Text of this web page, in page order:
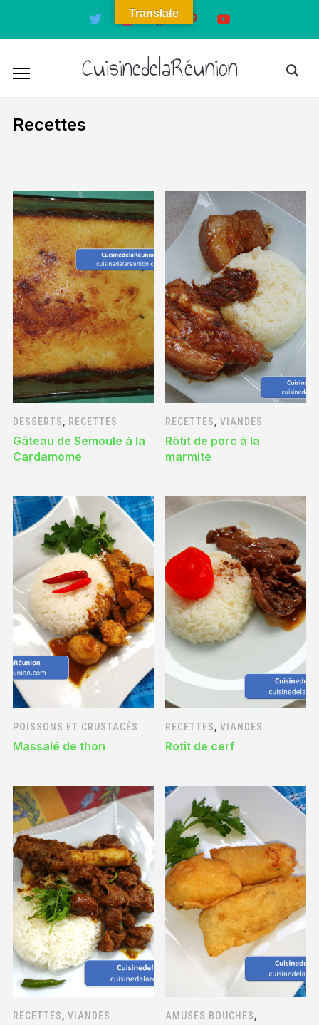
twitter instagramfacebookpinterestyoutube
CuisinedelaRéunion
Recettes
DESSERTS, RECETTES
Gâteau de Semoule à la
Cardamome
RECETTES,VIANDES
Rôtit de porc à la
marmite
POISSONS ET CRUSTACÉS
Massalé de thon
RECETTES,VIANDES
Rotit de cerf
RECETTES, VIANDES AMUSES BOUCHES,
Translate